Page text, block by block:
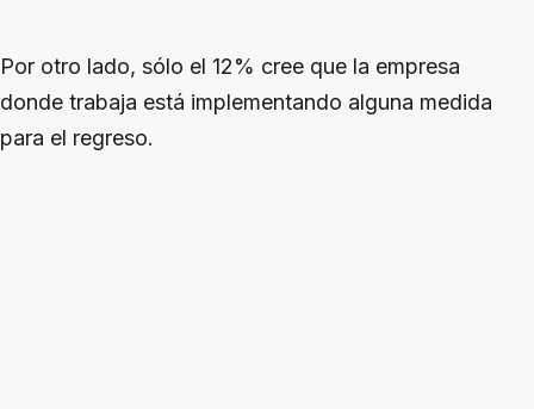
Por otro lado, sólo el 12% cree que la empresa
donde trabaja está implementando alguna medida
para el regreso.